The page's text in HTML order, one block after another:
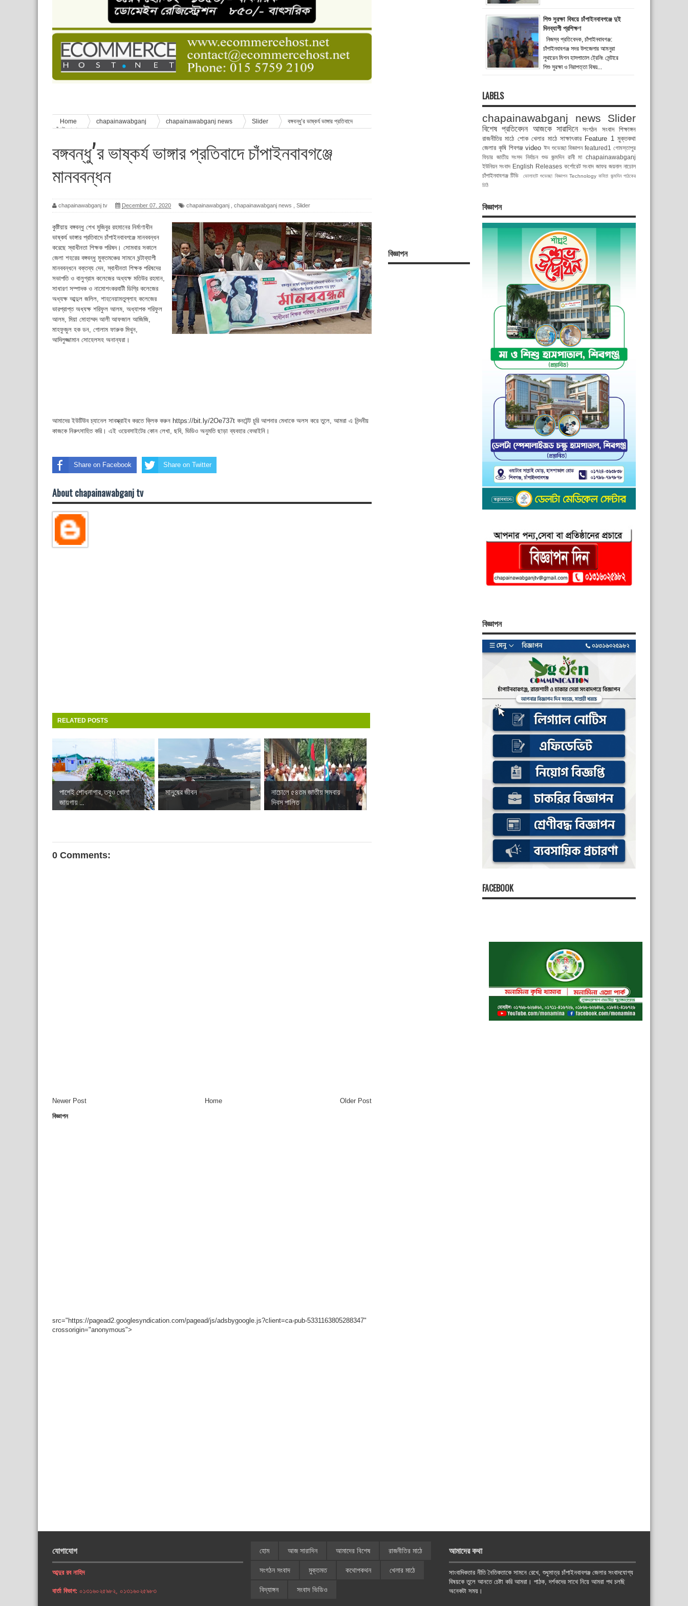
চাঁপাইনবাবগঞ্জে শেষ হয়েছে ৫ দিনের স্কাউট ইউনিট লিডার বেসিক কোর্স
বাংলাদেশ স্কাউটস দিবস পালন
পানি সংকট, কলস নিয়ে বিক্ষোভ
ঈদের শুভেচ্ছা জানিয়েছেন সাবেক ছাত্রলীগ নেতা আবু হাসনাত সুমন
শিশু সুরক্ষা বিষয়ে চাঁপাইনবাবগঞ্জে দুই দিনব্যাপী প্রশিক্ষণ
বিজ্ঞাপন
Home chapainawabganj chapainawabganj news Slider
বঙ্গবন্ধু’র ভাষ্কর্য ভাঙ্গার প্রতিবাদে
চাঁপাইনবাবগঞ্জে মানববন্ধন
বঙ্গবন্ধু’র ভাষ্কর্য ভাঙ্গার প্রতিবাদে চাঁপাইনবাবগঞ্জে
মানববন্ধন
chapainawabganj tv December 07, 2020 chapainawabganj chapainawabganj news Slider
কুষ্টিয়ায় বঙ্গবন্ধু শেখ মুজিবুর রহমানের নির্মাণাধীন
ভাষ্কর্য ভাঙ্গার প্রতিবাদে চাঁপাইনবাবগঞ্জে মানববন্ধন
করেছে স্বাধীনতা শিক্ষক পরিষদ। সোমবার সকালে
জেলা শহরের বঙ্গবন্ধু মুক্তমঞ্চের সামনে ঘন্টাব্যাপী
মানববন্ধনে বক্তব্য দেন, স্বাধীনতা শিক্ষক পরিষদের
সভাপতি ও বালুগ্রাম কলেজের অধ্যক্ষ মতিউর রহমান,
সাধারণ সম্পাদক ও নামোশংকরবাটী ডিগ্রি কলেজের
অধ্যক্ষ আব্দুল জলিল, শাহনেয়ামতুল্লাহ কলেজের
ভারপ্রাপ্ত অধ্যক্ষ শরিফুল আলম, অধ্যাপক শরিফুল
আলম, মিয়া মোহাম্মদ আলী আফজাল আজিজি,
মাহফুজুল হক ডন, গোলাম ফারুক মিথুন,
আদিলুজ্জামান সোহেলসহ অনান্যরা।
আমাদের ইউটিউব চ্যানেল সাবস্ক্রাইব করতে ক্লিক করুন https://bit.ly/2Oe737t কনটেন্ট চুরি আপনার মেধাকে অলস করে তুলে, আমরা এ নিন্দনীয়
কাজকে নিরুৎসাহিত করি। এই ওয়েবসাইটের কোন লেখা, ছবি, ভিডিও অনুমতি ছাড়া ব্যবহার বেআইনি।
Share on Facebook Share on Twitter
About chapainawabganj tv
RELATED POSTS
পাশেই শোধনাগার, তবুও খোলা
জায়গায় ...
মানুষের জীবন
নাচোলে ৫৪তম জাতীয় সমবায়
দিবস পালিত
0 Comments:
Newer Post Older Post
Home
বিজ্ঞাপন
src="https://pagead2.googlesyndication.com/pagead/js/adsbygoogle.js?client=ca-pub-5331163805288347"
crossorigin="anonymous">
শিশু সুরক্ষা বিষয়ে চাঁপাইনবাবগঞ্জে দুই
দিনব্যাপী প্রশিক্ষণ
নিজস্ব প্রতিবেদক, চাঁপাইনবাবগঞ্জ:
চাঁপাইনবাবগঞ্জ সদর উপজেলার আমনুরা
লুথারেন মিশন হাসপাতাল ট্রেনিং সেন্টারে
শিশু সুরক্ষা ও নিরাপত্তা বিষয়...
LABELS
chapainawabganj news Slider
বিশেষ প্রতিবেদন আজকে সারাদিনে সংগঠন সংবাদ
শিক্ষাঙ্গন
রাজনীতির মাঠে শোক খেলার মাঠে সাক্ষাৎকার Feature 1 মুক্তকথা
জেলার কৃষি শিবগঞ্জ video ঈদ শুভেচ্ছা বিজ্ঞাপন featured1 গোমস্তাপুর
ফিচার জাতীয় সংসদ নির্বাচন শুভ জন্মদিন রানী মা chapainawabganj
ইউনিয়ন সংবাদ English Releases কর্পোরেট সংবাদ জাফর জয়নাল নাচোল
চাঁপাইনবাবগঞ্জ টিভি
ভোলাহাট শুভেচ্ছা বিজ্ঞাপন Technology কবিতা জন্মদিন পাঠকের
চিঠি
বিজ্ঞাপন
বিজ্ঞাপন
FACEBOOK
যোগাযোগ
আব্দুর রব নাহিদ
বার্তা বিভাগ: ০১৩১৬০২৫৯৮২, ০১৩১৬০২৫৯৮৩
হোম আজ সারাদিন আমাদের বিশেষ রাজনীতির মাঠে
সংগঠন সংবাদ মুক্তমত কথোপকথন খেলার মাঠে
বিদ্যাঙ্গন সংবাদ ভিডিও
আমাদের কথা
সাংবাদিকতার নীতি নৈতিকতাকে সামনে রেখে, শুধুমাত্র চাঁপাইনবাবগঞ্জ জেলার সংবাদযোগ্য
বিষয়কে তুলে আনতে চেষ্টা করি আমরা। পাঠক, দর্শকদের সাথে নিয়ে আমরা পথ চলছি
অনেকটা সময়।